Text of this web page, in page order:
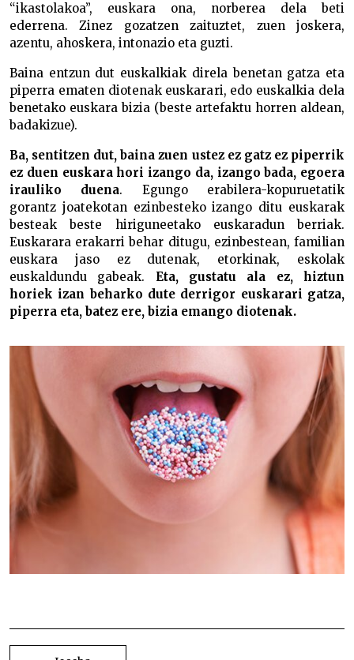
“ikastolakoa”, euskara ona, norberea dela beti
ederrena. Zinez gozatzen zaituztet, zuen joskera,
azentu, ahoskera, intonazio eta guzti.
Baina entzun dut euskalkiak direla benetan gatza eta
piperra ematen diotenak euskarari, edo euskalkia dela
benetako euskara bizia (beste artefaktu horren aldean,
badakizue).
Ba, sentitzen dut, baina zuen ustez ez gatz ez piperrik
ez duen euskara hori izango da, izango bada, egoera
irauliko duena. Egungo erabilera-kopuruetatik
gorantz joatekotan ezinbesteko izango ditu euskarak
besteak beste hiriguneetako euskaradun berriak.
Euskarara erakarri behar ditugu, ezinbestean, familian
euskara jaso ez dutenak, etorkinak, eskolak
euskaldundu gabeak. Eta, gustatu ala ez, hiztun
horiek izan beharko dute derrigor euskarari gatza,
piperra eta, batez ere, bizia emango diotenak.
BIDALKETETAN